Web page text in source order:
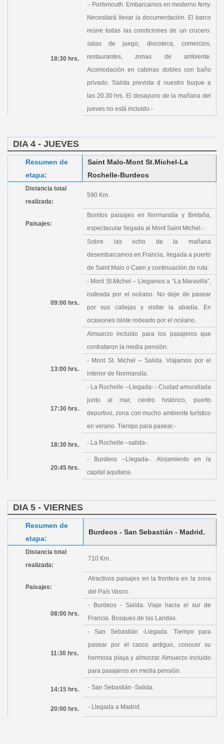
18:30 hrs.
.- Portsmouth. Embarcamos en moderno ferry.
Necesitará llevar la documentación. El barco
reúne todas las condiciones de un crucero:
salas de juego, discoteca, comercios,
restaurantes, zonas de ambiente.
Acomodación en cabinas dobles con baño
privado. Salida prevista d nuestro buque a
las 20.30 hrs. El desayuno de la mañana del
jueves no está incluido.-
DIA 4 - JUEVES
Resumen de
etapa:
Saint Malo-Mont St.Michel-La
Rochelle-Burdeos
Distancia total
realizada:
590 Km.
Paisajes:
Bonitos paisajes en Normandía y Bretaña,
espectacular llegada al Mont Saint Michel.-
Sobre las ocho de la mañana
desembarcamos en Francia, llegada a puerto
de Saint Malo o Caen y continuación de ruta.
09:00 hrs.
- Mont St.Michel – Llegamos a “La Maravilla”,
rodeada por el océano. No deje de pasear
por sus callejas y visitar la abadía. En
ocasiones islote rodeado por el océano.
Almuerzo incluido para los pasajeros que
contrataron la media pensión.
13:00 hrs.
- Mont St. Michel – Salida. Viajamos por el
interior de Normandía.
17:30 hrs.
- La Rochelle –Llegada-.- Ciudad amurallada
junto al mar, centro histórico, puerto
deportivo, zona con mucho ambiente turístico
en verano. Tiempo para pasear.-
18:30 hrs. - La Rochelle –salida-.
20:45 hrs.
- Burdeos –Llegada-. Alojamiento en la
capital aquitana.
DIA 5 - VIERNES
Resumen de
etapa:
Burdeos - San Sebastián - Madrid.
Distancia total
realizada:
710 Km.
Paisajes:
Atractivos paisajes en la frontera en la zona
del País Vasco.
08:00 hrs.
- Burdeos - Salida. Viaje hacia el sur de
Francia. Bosques de las Landas.
11:30 hrs.
- San Sebastián -Llegada. Tiempo para
pasear por el casco antiguo, conocer su
hermosa playa y almorzar. Almuerzo incluido
para pasajeros en media pensión.
14:15 hrs. - San Sebastián -Salida.
20:00 hrs. - Llegada a Madrid.